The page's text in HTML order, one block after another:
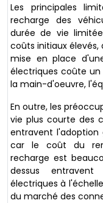
Les principales
recharge des
durée de vie
coûts initiaux élevés,
mise en place
électriques coûte
la main-d'oeuvre,
En outre, les
vie plus courte des
entravent l'adoption
car le coût du
recharge est
dessus
électriques à
du marché des